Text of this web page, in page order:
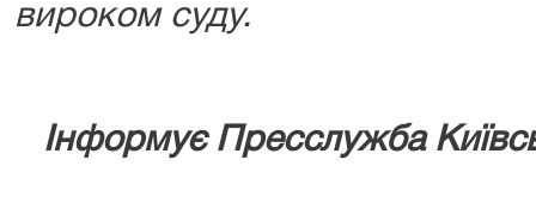
вироком суду.
Інформує Пресслужба